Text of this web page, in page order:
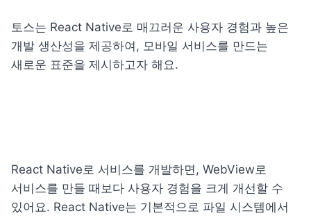
토스는 React Native로 매끄러운 사용자 경험과 높은
개발 생산성을 제공하여, 모바일 서비스를 만드는
새로운 표준을 제시하고자 해요.
React Native로 서비스를 개발하면, WebView로
서비스를 만들 때보다 사용자 경험을 크게 개선할 수
있어요. React Native는 기본적으로 파일 시스템에서